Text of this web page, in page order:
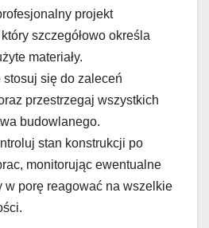
projekt
szczegółowo określa
materiały.
się do zaleceń
przestrzegaj wszystkich
budowlanego.
stan konstrukcji po
monitorując ewentualne
w porę reagować na wszelkie